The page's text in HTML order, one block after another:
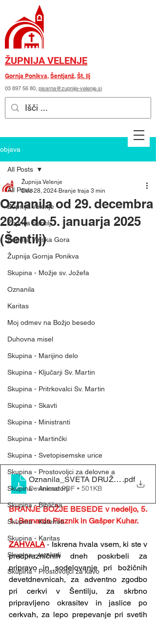
ŽUPNIJA VELENJE
Gornja Ponikva, Šentjanž, Št. Ilj
03 897 56 80, pisarna@zupnija-velenje.si
objava
All Posts
Župnija Velenje
Župnija Šentilj
Župnija Vinska Gora
Župnija Gornja Ponikva
Skupina - Možje sv. Jožefa
Oznanila
Karitas
Moj odmev na Božjo besedo
Duhovna misel
Skupina - Marijino delo
Skupina - Ključarji Sv. Martin
Skupina - Pritrkovalci Sv. Martin
Skupina - Skavti
Skupina - Ministranti
Skupina - Martinčki
Skupina - Svetopisemske urice
Skupina - Prostovoljci za delovne a
Skupina - Animatorji
Skupina - Biblična
Skupina - Kateheti
Skupina - Karitas
Skupina - tamladi
Skupina - Prostovoljci za kavo
All Posts
Oznanila od 29. decembra
2024 do 5. januarja 2025
(Šentilj)
Župnija Velenje
Dec 28, 2024 Branje traja 3 min
Oznanila_SVETA DRUŽINA (29. 12.
.pdf
Download PDF • 501KB
BRANJE BOŽJE BESEDE v nedeljo, 5.
1.: Bernarda Plaznik in Gašper Kuhar.
ZAHVALA - Iskrena hvala vsem, ki ste v
predprazničnih dneh poskrbeli za
pripravo in sodelovanje pri božičnih
devetdnevnicah, za adventno zgodbo
pri cerkvi v Šentilju, za skrbno
pripravljeno okrasitev in jaslice po
cerkvah, za lepo prepevanje pri svetih